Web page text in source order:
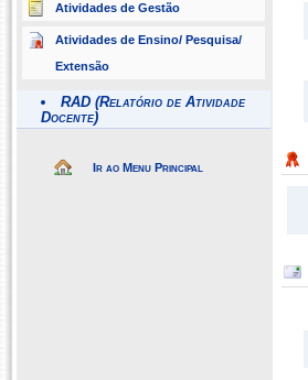
Atividades de Gestão
Atividades de Ensino/ Pesquisa/
Extensão
RAD (Relatório de Atividade
Docente)
Ir ao Menu Principal